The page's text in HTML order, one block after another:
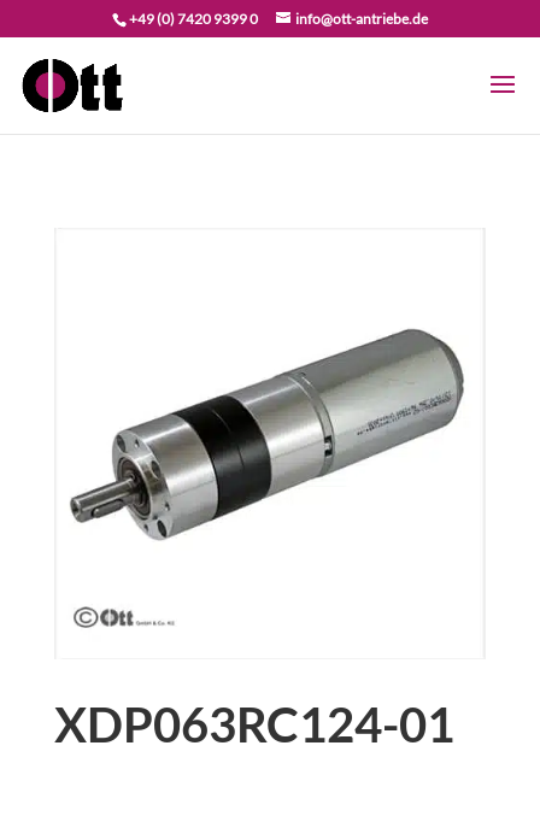
+49 (0) 7420 9399 0 info@ott-antriebe.de
XDP063RC124-01